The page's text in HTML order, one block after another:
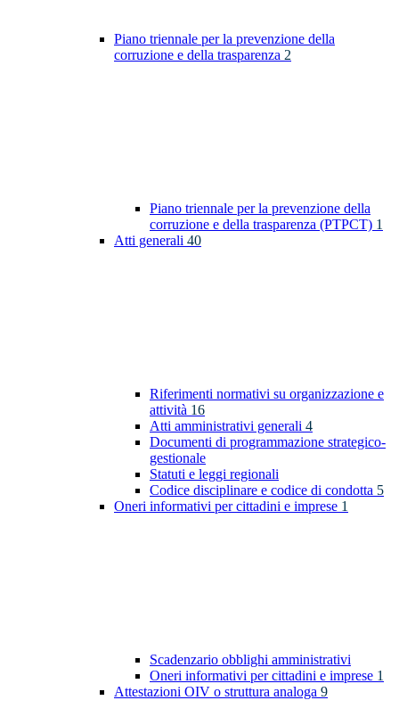
Piano triennale per la prevenzione della
corruzione e della trasparenza 2
Piano triennale per la prevenzione della
corruzione e della trasparenza (PTPCT) 1
Atti generali 40
Riferimenti normativi su organizzazione e
attività 16
Atti amministrativi generali 4
Documenti di programmazione strategico-
gestionale
Statuti e leggi regionali
Codice disciplinare e codice di condotta 5
Oneri informativi per cittadini e imprese 1
Scadenzario obblighi amministrativi
Oneri informativi per cittadini e imprese 1
Attestazioni OIV o struttura analoga 9